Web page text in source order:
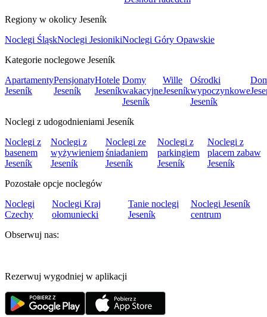
Regiony w okolicy Jeseník
Noclegi ŚląskNoclegi JesionikiNoclegi Góry Opawskie
Kategorie noclegowe Jeseník
Apartamenty
Jeseník
Pensjonaty
Jeseník
Hotele
Jeseník
Domy
wakacyjne
Jeseník
Wille
Jeseník
Ośrodki
wypoczynkowe
Jeseník
Noclegi z udogodnieniami Jeseník
Noclegi z
basenem
Jeseník
Noclegi z
wyżywieniem
Jeseník
Noclegi ze
śniadaniem
Jeseník
Noclegi z
parkingiem
Jeseník
Noclegi z
placem zabaw
Jeseník
Pozostałe opcje noclegów
Noclegi
Czechy
Noclegi Kraj
ołomuniecki
Tanie noclegi
Jeseník
Noclegi Jeseník
centrum
Obserwuj nas:
Rezerwuj wygodniej w aplikacji